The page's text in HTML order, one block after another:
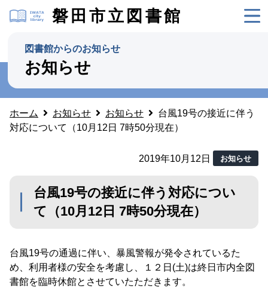
磐田市立図書館
図書館からのお知らせ
お知らせ
ホーム お知らせ お知らせ
台風19号の接近に伴う
対応について（10月12日 7時50分現在）
2019年10月12日 お知らせ
台風19号の接近に伴う対応につい
て（10月12日 7時50分現在）
台風19号の通過に伴い、暴風警報が発令されているた
め、利用者様の安全を考慮し、１２日(土)は終日市内全図
書館を臨時休館とさせていたただきます。